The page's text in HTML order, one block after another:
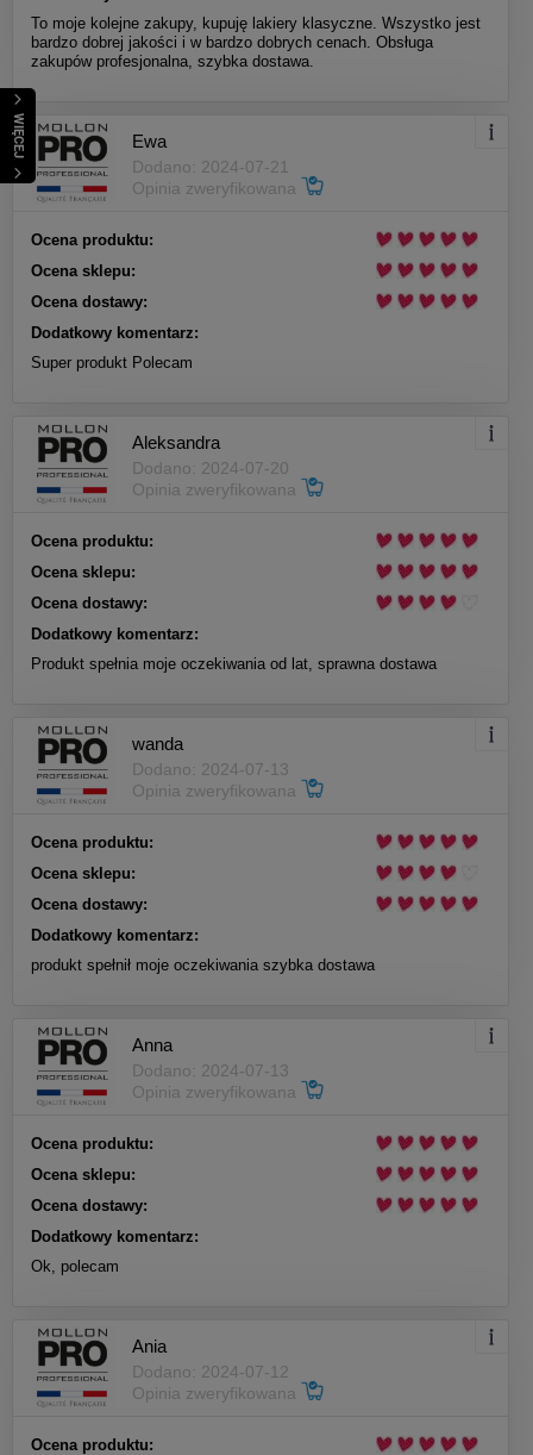
WIĘCEJ
To moje kolejne zakupy, kupuję lakiery klasyczne. Wszystko jest
bardzo dobrej jakości i w bardzo dobrych cenach. Obsługa
zakupów profesjonalna, szybka dostawa.
Ewa
Dodano: 2024-07-21
Opinia zweryfikowana
Ocena produktu:
Ocena sklepu:
Ocena dostawy:
Dodatkowy komentarz:
Super produkt Polecam
Aleksandra
Dodano: 2024-07-20
Opinia zweryfikowana
Ocena produktu:
Ocena sklepu:
Ocena dostawy:
Dodatkowy komentarz:
Produkt spełnia moje oczekiwania od lat, sprawna dostawa
wanda
Dodano: 2024-07-13
Opinia zweryfikowana
Ocena produktu:
Ocena sklepu:
Ocena dostawy:
Dodatkowy komentarz:
produkt spełnił moje oczekiwania szybka dostawa
Anna
Dodano: 2024-07-13
Opinia zweryfikowana
Ocena produktu:
Ocena sklepu:
Ocena dostawy:
Dodatkowy komentarz:
Ok, polecam
Ania
Dodano: 2024-07-12
Opinia zweryfikowana
Ocena produktu: